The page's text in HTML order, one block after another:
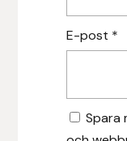
E-post *
Spara